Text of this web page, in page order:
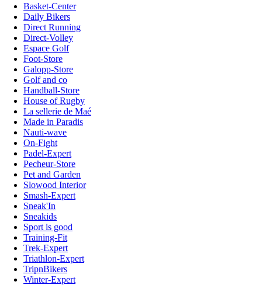
Basket-Center
Daily Bikers
Direct Running
Direct-Volley
Espace Golf
Foot-Store
Galopp-Store
Golf and co
Handball-Store
House of Rugby
La sellerie de Maé
Made in Paradis
Nauti-wave
On-Fight
Padel-Expert
Pecheur-Store
Pet and Garden
Slowood Interior
Smash-Expert
Sneak'In
Sneakids
Sport is good
Training-Fit
Trek-Expert
Triathlon-Expert
TripnBikers
Winter-Expert